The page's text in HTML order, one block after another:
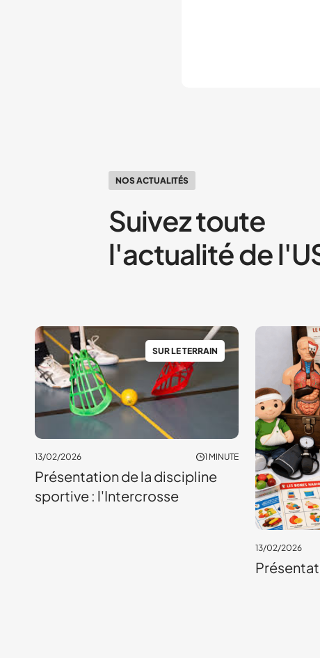
NOS ACTUALITÉS
Suivez toute
l'actualité de
SUR LE TERRAIN
13/02/2026 1 MINUTE
Présentation de la discipline
sportive : l'Intercrosse
13/02/2026